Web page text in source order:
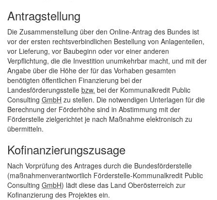
Antragstellung
Die Zusammenstellung über den Online-Antrag des Bundes ist
vor der ersten rechtsverbindlichen Bestellung von Anlagenteilen,
vor Lieferung, vor Baubeginn oder vor einer anderen
Verpflichtung, die die Investition unumkehrbar macht, und mit der
Angabe über die Höhe der für das Vorhaben gesamten
benötigten öffentlichen Finanzierung bei der
Landesförderungsstelle bzw. bei der Kommunalkredit Public
Consulting GmbH zu stellen. Die notwendigen Unterlagen für die
Berechnung der Förderhöhe sind in Abstimmung mit der
Förderstelle zielgerichtet je nach Maßnahme elektronisch zu
übermitteln.
Kofinanzierungszusage
Nach Vorprüfung des Antrages durch die Bundesförderstelle
(maßnahmenverantwortlich Förderstelle-Kommunalkredit Public
Consulting GmbH) lädt diese das Land Oberöster­reich zur
Kofinanzierung des Projektes ein.